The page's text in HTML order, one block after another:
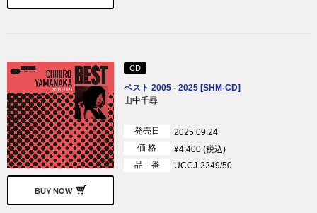
BUY NOW
CD
ベスト 2005 - 2025 [SHM-CD]
山中千尋
発売日
2025.09.24
価 格
¥4,400 (税込)
品 番
UCCJ-2249/50